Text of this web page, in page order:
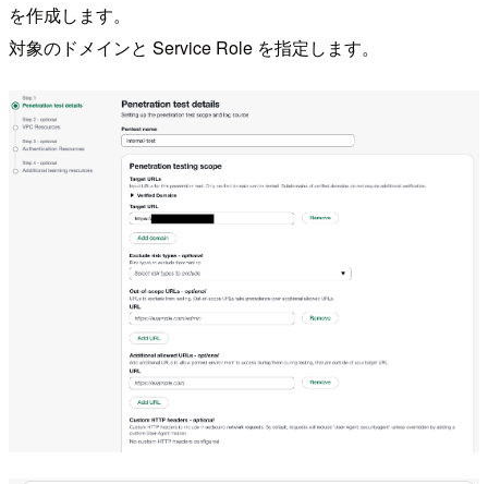
を作成します。
対象のドメインと Service Role を指定します。